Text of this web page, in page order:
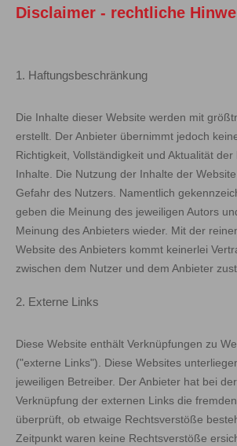
Disclaimer - rechtliche
1. Haftungsbeschränkung
Die Inhalte dieser Website werden mit
erstellt. Der Anbieter übernimmt jedoch
Richtigkeit, Vollständigkeit und Aktualität
Inhalte. Die Nutzung der Inhalte der
Gefahr des Nutzers. Namentlich
geben die Meinung des jeweiligen Autors
Meinung des Anbieters wieder. Mit der
Website des Anbieters kommt keinerlei
zwischen dem Nutzer und dem Anbieter
2. Externe Links
Diese Website enthält Verknüpfungen zu
("externe Links"). Diese Websites
jeweiligen Betreiber. Der Anbieter hat bei
Verknüpfung der externen Links die
überprüft, ob etwaige Rechtsverstöße
Zeitpunkt waren keine Rechtsverstöße